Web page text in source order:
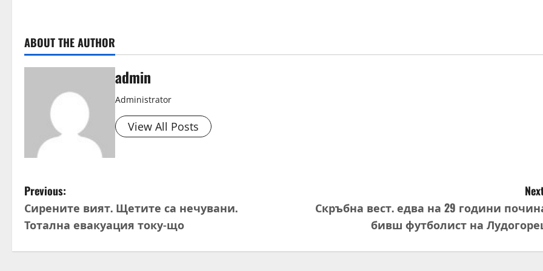
ABOUT THE AUTHOR
admin
Administrator
View All Posts
P
o
s
Previous:
Сирените вият. Щетите са нечувани.
Тотална евакуация току-що
Скръбна вест. едва на 29 години
бивш футболист на